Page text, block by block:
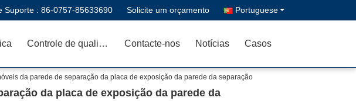
Suporte : 86-0757-85633690 Solicite um orçamento Portuguese
Controle de qualidade Contacte-nos Notícias Casos
da parede de separação da placa de exposição da parede da separação
da placa de exposição da parede da